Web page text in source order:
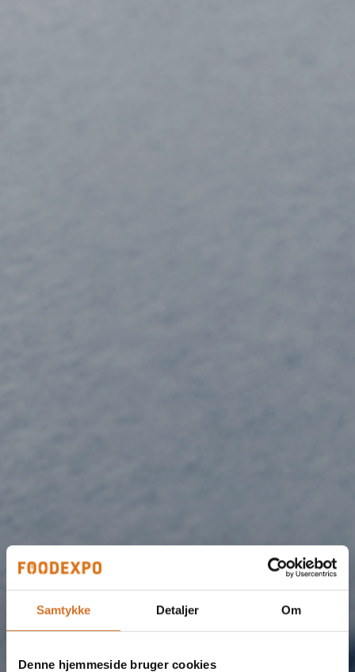
Samtykke Detaljer Om
Denne hjemmeside bruger cookies